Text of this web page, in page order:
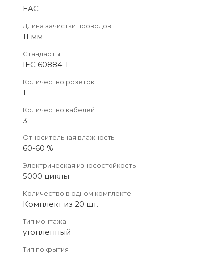
EAC
Длина зачистки проводов
11 мм
Стандарты
IEC 60884-1
Количество розеток
1
Количество кабелей
3
Относительная влажность
60-60 %
Электрическая износостойкость
5000 циклы
Количество в одном комплекте
Комплект из 20 шт.
Тип монтажа
утопленный
Тип покрытия